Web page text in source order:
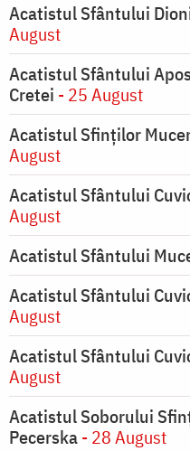
Acatistul Sfântului
August
Acatistul Sfântului
Cretei - 25 August
Acatistul Sfinților
August
Acatistul Sfântului
August
Acatistul Sfântului
Acatistul Sfântului
August
Acatistul Sfântului
August
Acatistul Soborului
Pecerska- 28 August